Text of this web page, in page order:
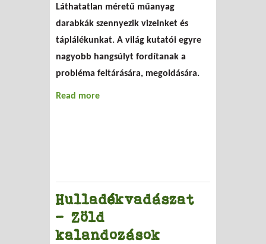
Láthatatlan méretű műanyag
darabkák szennyezik vizeinket és
táplálékunkat. A világ kutatói egyre
nagyobb hangsúlyt fordítanak a
probléma feltárására, megoldására.
Read more
Hulladékvadászat
- Zöld
kalandozások